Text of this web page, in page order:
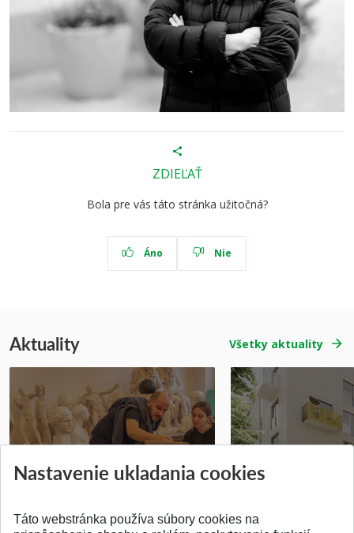
ZDIEĽAŤ
Bola pre vás táto stránka užitočná?
Áno Nie
Aktuality Všetky aktuality
Pridané 14.07.2026 Pridané 03.07.2026
Nastavenie ukladania cookies
Táto webstránka používa súbory cookies na